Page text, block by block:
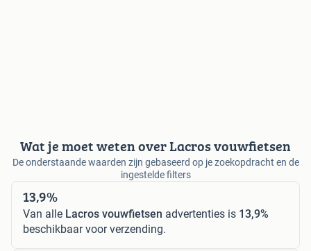
Wat je moet weten over Lacros vouwfietsen
De onderstaande waarden zijn gebaseerd op je zoekopdracht en de
ingestelde filters
13,9%
Van alle Lacros vouwfietsen advertenties is 13,9%
beschikbaar voor verzending.